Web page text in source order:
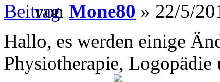
von Mone80 » 22/5/
Hallo, es werden einige
Physiotherapie, Logopädie